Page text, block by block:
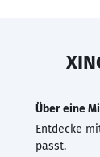
Über eine
Entdecke
passt.